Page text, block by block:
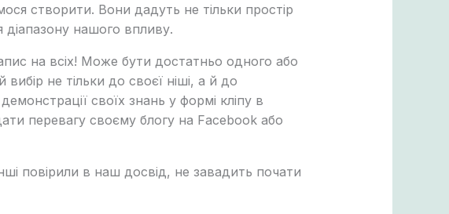
створити. Вони дадуть не тільки простір
нашого впливу.
на всіх! Може бути достатньо одного або
не тільки до своєї ніші, а й до
своїх знань у формі кліпу в
перевагу своєму блогу на Facebook або
повірили в наш досвід, не завадить почати